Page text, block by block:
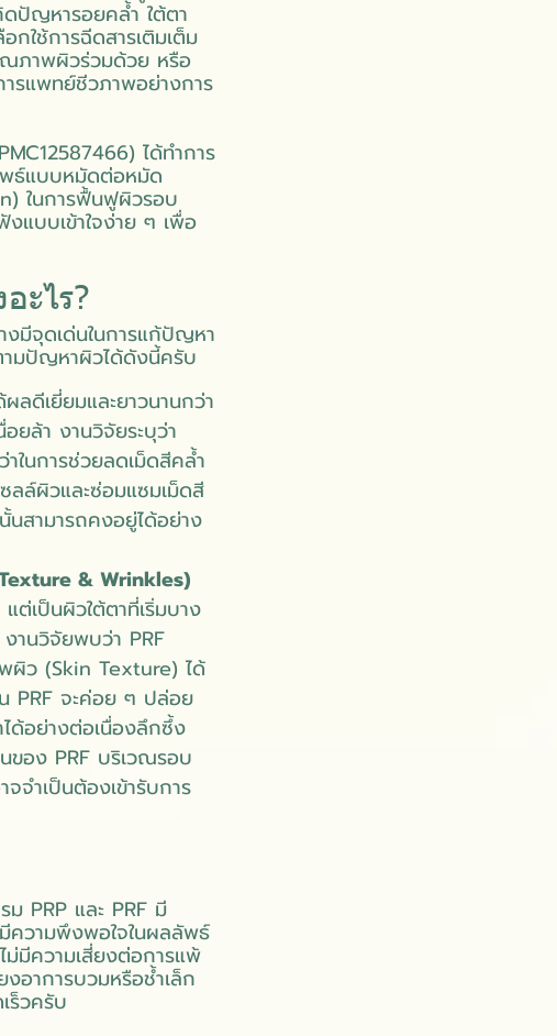
ดปัญหารอยคล้ำ ใต้ตา
ใช้การฉีดสารเติมเต็ม
ภาพผิวร่วมด้วย หรือ
ารแพทย์ชีวภาพอย่างการ
ได้ทำการ
พธ์แบบหมัดต่อหมัด
ในการฟื้นฟูผิวรอบ
แบบเข้าใจง่าย ๆ เพื่อ
ะไร?
มีจุดเด่นในการแก้ปัญหา
มปัญหาผิวได้ดังนี้ครับ
ลดีเยี่ยมและยาวนานกว่า
ยล้า งานวิจัยระบุว่า
ในการช่วยลดเม็ดสีคล้ำ
ลล์ผิวและซ่อมแซมเม็ดสี
สามารถคงอยู่ได้อย่าง
& Wrinkles)
เป็นผิวใต้ตาที่เริ่มบาง
านวิจัยพบว่า PRF
ผิว (Skin Texture) ได้
PRF จะค่อย ๆ ปล่อย
ด้อย่างต่อเนื่องลึกซึ้ง
ของ PRF บริเวณรอบ
จำเป็นต้องเข้ารับการ
PRP และ PRF มี
ความพึงพอใจในผลลัพธ์
ม่มีความเสี่ยงต่อการแพ้
อาการบวมหรือช้ำเล็ก
ร็วครับ